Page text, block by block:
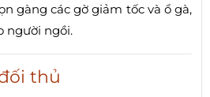
gàng các gờ giảm tốc và ổ gà,
người ngồi.
thủ